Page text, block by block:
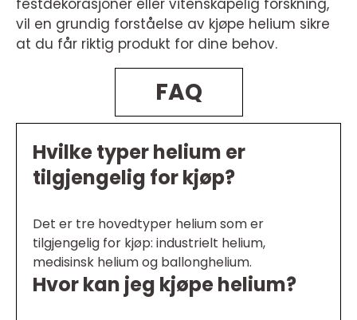
vil en grundig forståelse av kjøpe helium sikre
at du får riktig produkt for dine behov.
FAQ
Hvilke typer helium er
tilgjengelig for kjøp?
Det er tre hovedtyper helium som er
tilgjengelig for kjøp: industrielt helium,
medisinsk helium og ballonghelium.
Hvor kan jeg kjøpe helium?